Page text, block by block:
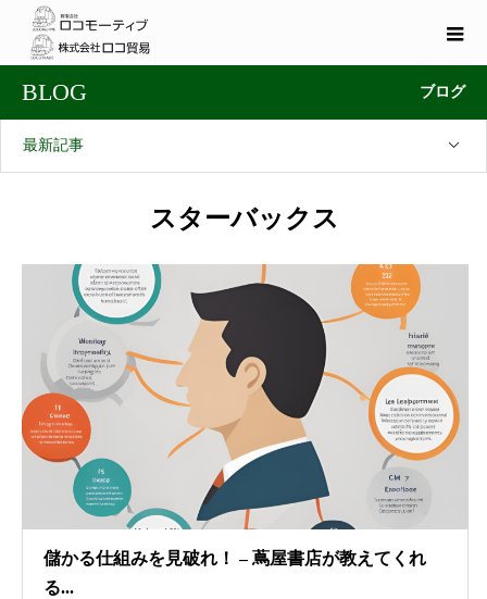
BLOG ブログ
最新記事
スターバックス
儲かる仕組みを見破れ！ – 蔦屋書店が教えてくれ
る...